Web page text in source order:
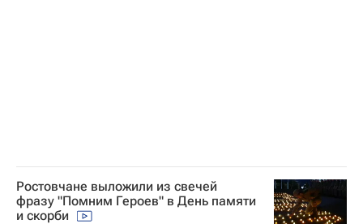
Ростовчане выложили из свечей
фразу "Помним Героев" в День памяти
и скорби